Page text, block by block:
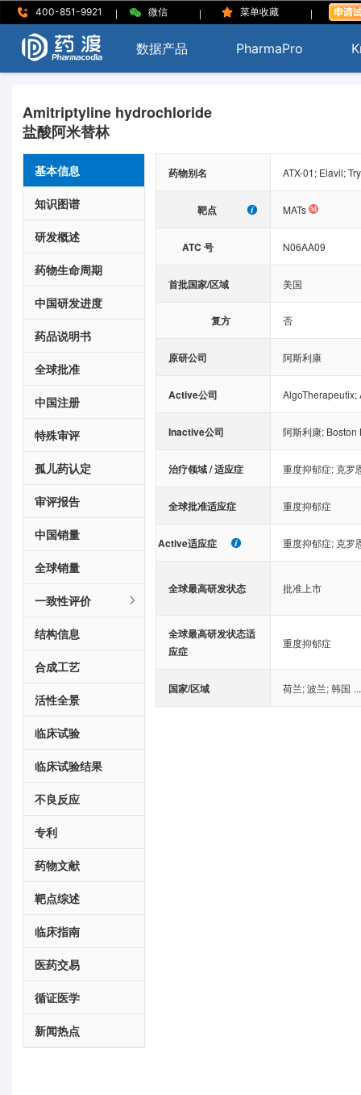
400-851-9921 | 微信 | 菜单收藏 |
数据产品 PharmaPro
Amitriptyline hydrochloride
盐酸阿米替林
基本信息
知识图谱
研发概述
药物生命周期
中国研发进度
药品说明书
全球批准
中国注册
特殊审评
孤儿药认定
审评报告
中国销量
全球销量
一致性评价
结构信息
合成工艺
活性全景
临床试验
临床试验结果
不良反应
专利
药物文献
靶点综述
临床指南
医药交易
循证医学
新闻热点
药物别名 ATX-01; Elavil;
靶点 MATs
ATC 号 N06AA09
首批国家/区域 美国
复方 否
原研公司 阿斯利康
Active公司 AlgoTherapeutix;
Inactive公司 阿斯利康; Boston
治疗领域 / 适应症 重度抑郁症; 克罗
全球批准适应症 重度抑郁症
Active适应症 重度抑郁症; 克罗
全球最高研发状态 批准上市
全球最高研发状态适
应症
重度抑郁症
国家/区域 荷兰;波兰;韩国